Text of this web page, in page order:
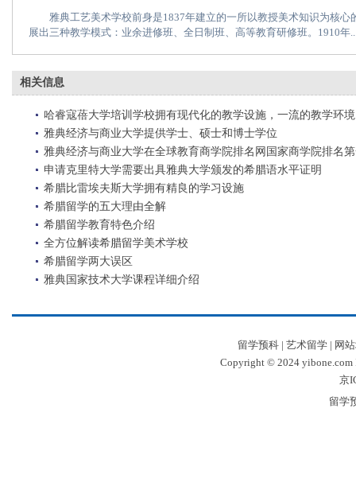
雅典工艺美术学校前身是1837年建立的一所以教授美术知识为核心
展出三种教学模式：业余进修班、全日制班、高等教育研修班。1910年
相关信息
哈睿寇蓓大学培训学校拥有现代化的教学设施，一流的教学环境
雅典经济与商业大学提供学士、硕士和博士学位
雅典经济与商业大学在全球教育商学院排名网国家商学院排名
申请克里特大学需要出具雅典大学颁发的希腊语水平证明
希腊比雷埃夫斯大学拥有精良的学习设施
希腊留学的五大理由全解
希腊留学教育特色介绍
全方位解读希腊留学美术学校
希腊留学两大误区
雅典国家技术大学课程详细介绍
留学预科| 艺术留学| 网
Copyright © 2024 yibone.com
京
留学